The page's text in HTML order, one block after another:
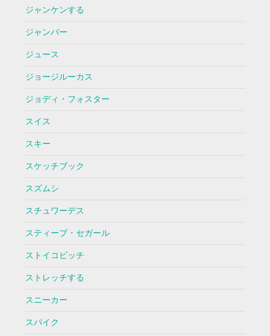
ジャンケンする
ジャンバー
ジュース
ジョージルーカス
ジョディ・フォスター
スイス
スキー
スケッチブック
スズムシ
スチュワーデス
スティーブ・セガール
ストイコビッチ
ストレッチする
スニーカー
スパイク